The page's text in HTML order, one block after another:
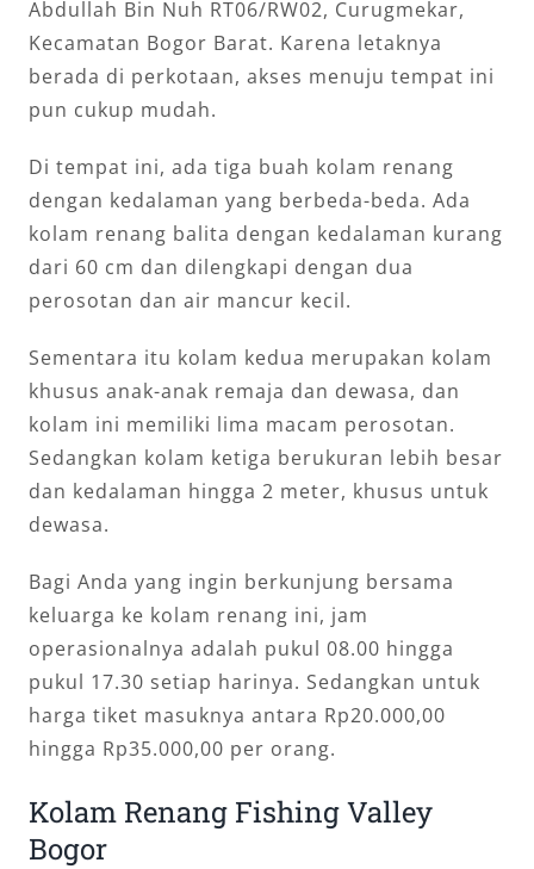
Abdullah Bin Nuh RT06/RW02, Curugmekar,
Kecamatan Bogor Barat. Karena letaknya
berada di perkotaan, akses menuju tempat ini
pun cukup mudah.
Di tempat ini, ada tiga buah kolam renang
dengan kedalaman yang berbeda-beda. Ada
kolam renang balita dengan kedalaman kurang
dari 60 cm dan dilengkapi dengan dua
perosotan dan air mancur kecil.
Sementara itu kolam kedua merupakan kolam
khusus anak-anak remaja dan dewasa, dan
kolam ini memiliki lima macam perosotan.
Sedangkan kolam ketiga berukuran lebih besar
dan kedalaman hingga 2 meter, khusus untuk
dewasa.
Bagi Anda yang ingin berkunjung bersama
keluarga ke kolam renang ini, jam
operasionalnya adalah pukul 08.00 hingga
pukul 17.30 setiap harinya. Sedangkan untuk
harga tiket masuknya antara Rp20.000,00
hingga Rp35.000,00 per orang.
Kolam Renang Fishing Valley
Bogor